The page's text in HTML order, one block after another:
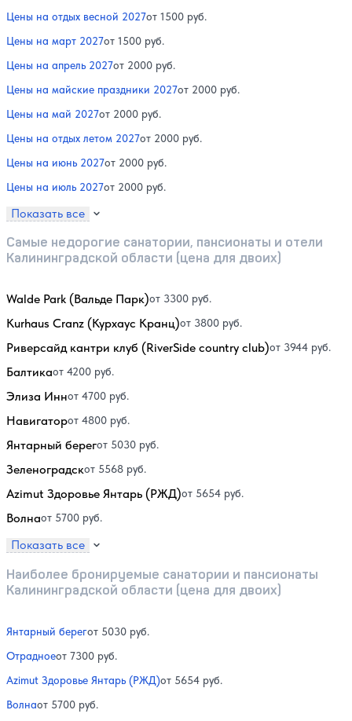
Цены на отдых весной 2027от 1500 руб.
Цены на март 2027от 1500 руб.
Цены на апрель 2027от 2000 руб.
Цены на майские праздники 2027от 2000 руб.
Цены на май 2027от 2000 руб.
Цены на отдых летом 2027от 2000 руб.
Цены на июнь 2027от 2000 руб.
Цены на июль 2027от 2000 руб.
Показать все
Самые недорогие санатории, пансионаты и отели
Калининградской области (цена для двоих)
Walde Park (Вальде Парк)от 3300 руб.
Kurhaus Cranz (Курхаус Кранц)от 3800 руб.
Риверсайд кантри клуб (RiverSide country club)от 3944 руб.
Балтикаот 4200 руб.
Элиза Иннот 4700 руб.
Навигаторот 4800 руб.
Янтарный берегот 5030 руб.
Зеленоградскот 5568 руб.
Azimut Здоровье Янтарь (РЖД)от 5654 руб.
Волнаот 5700 руб.
Показать все
Наиболее бронируемые санатории и пансионаты
Калининградской области (цена для двоих)
Янтарный берегот 5030 руб.
Отрадноеот 7300 руб.
Azimut Здоровье Янтарь (РЖД)от 5654 руб.
Волнаот 5700 руб.